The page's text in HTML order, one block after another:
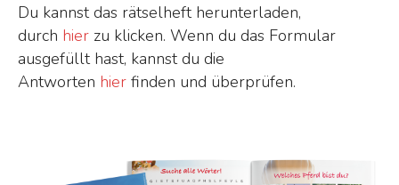
Du kannst das rätselheft herunterladen,
durch hier zu klicken. Wenn du das Formular
ausgefüllt hast, kannst du die
Antworten hier finden und überprüfen.